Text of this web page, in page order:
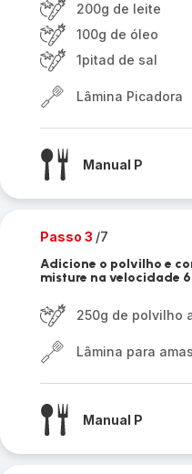
200g de leite
100g de óleo
1pitad de sal
Lâmina Picadora
Manual P
Passo 3 /7
Adicione o polvilho e
misture na velocidade
250g de polvilho
Lâmina para
Manual P